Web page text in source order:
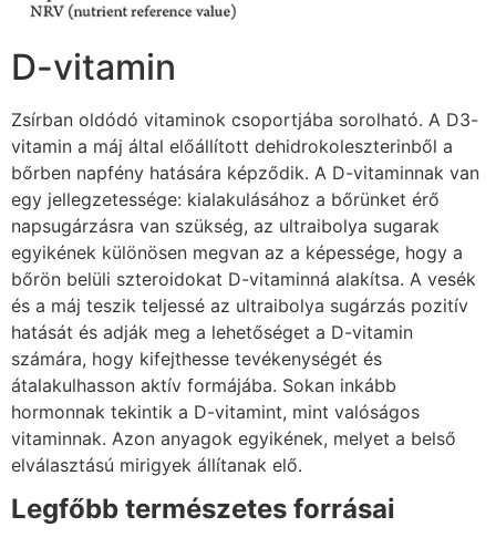
D-vitamin
Zsírban oldódó vitaminok csoportjába sorolható. A D3-
vitamin a máj által előállított dehidrokoleszterinből a
bőrben napfény hatására képződik. A D-vitaminnak van
egy jellegzetessége: kialakulásához a bőrünket érő
napsugárzásra van szükség, az ultraibolya sugarak
egyikének különösen megvan az a képessége, hogy a
bőrön belüli szteroidokat D-vitaminná alakítsa. A vesék
és a máj teszik teljessé az ultraibolya sugárzás pozitív
hatását és adják meg a lehetőséget a D-vitamin
számára, hogy kifejthesse tevékenységét és
átalakulhasson aktív formájába. Sokan inkább
hormonnak tekintik a D-vitamint, mint valóságos
vitaminnak. Azon anyagok egyikének, melyet a belső
elválasztású mirigyek állítanak elő.
Legfőbb természetes forrásai